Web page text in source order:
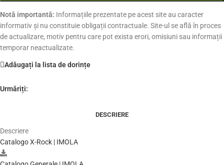
Notă importantă: Informațiile prezentate pe acest site au caracter
informativ și nu constituie obligații contractuale. Site-ul se află în proces
de actualizare, motiv pentru care pot exista erori, omisiuni sau informații
temporar neactualizate.
Adăugați la lista de dorințe
Urmăriți:
DESCRIERE
Descriere
Catalogo X-Rock | IMOLA